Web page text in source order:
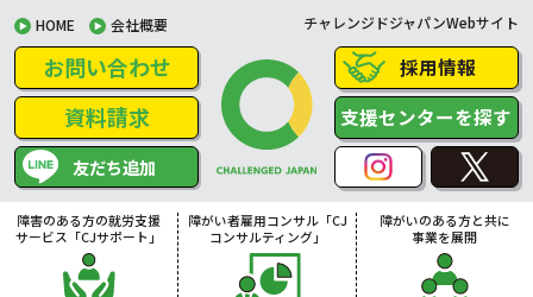
HOME 会社概要 チャレンジドジャパンWebサイト
お問い合わせ
資料請求
友だち追加
採用情報
支援センターを探す
障害のある方の就労支援
サービス「CJサポート」
障がい者雇用コンサル「CJ
コンサルティング」
障がいのある方と共に
事業を展開